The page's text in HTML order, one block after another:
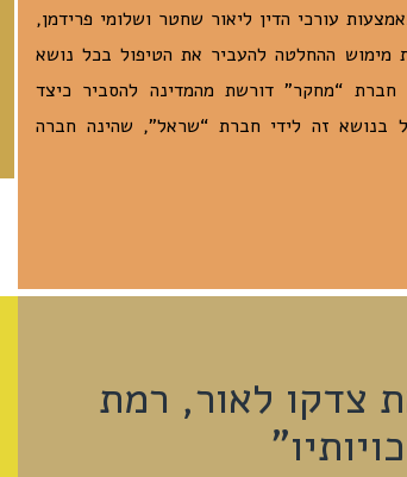
עורכי הדין ליאור שחטר ושלומי פרידמן,
ההחלטה להעביר את הטיפול בכל נושא
חברת “מחקר” דורשת מהמדינה להסביר כיצד
בנושא זה לידי חברת “שראל”, שהינה חברה
צדקו לאור, רמת